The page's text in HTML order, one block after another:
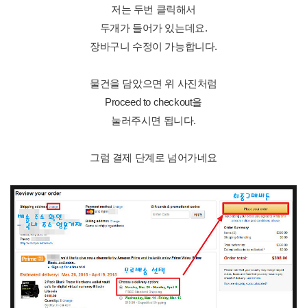
저는 두번 클릭해서
두개가 들어가 있는데요.
장바구니 수정이 가능합니다.
물건을 담았으면 위 사진처럼
Proceed to checkout을
눌러주시면 됩니다.
그럼 결제 단계로 넘어가네요